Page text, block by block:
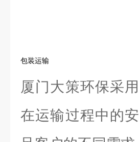
包装运输
厦门大策环保采
在运输过程中的